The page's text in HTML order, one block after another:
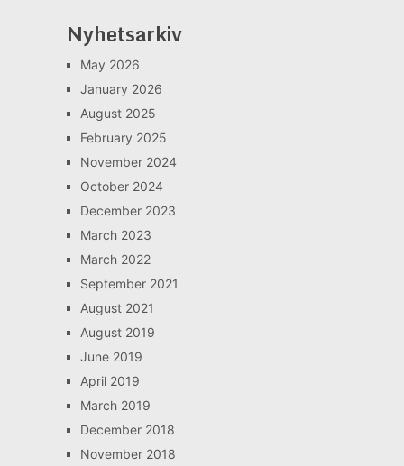
Nyhetsarkiv
May 2026
January 2026
August 2025
February 2025
November 2024
October 2024
December 2023
March 2023
March 2022
September 2021
August 2021
August 2019
June 2019
April 2019
March 2019
December 2018
November 2018